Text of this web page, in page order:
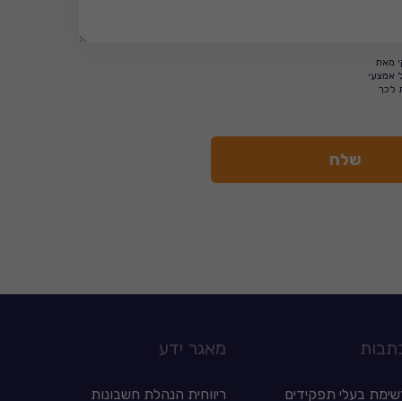
מאת
אמצעי
לכך
בעלי תפקידים
מאגר ידע
ריווחית הנהלת חשבונות